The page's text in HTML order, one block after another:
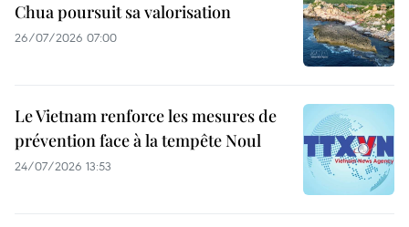
Chua poursuit sa valorisation
26/07/2026 07:00
Le Vietnam renforce les mesures de
prévention face à la tempête Noul
24/07/2026 13:53